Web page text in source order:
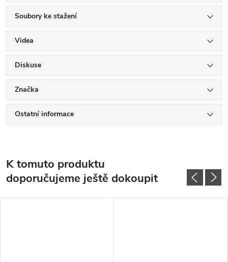
Soubory ke stažení
Videa
Diskuse
Značka
Ostatní informace
K tomuto produktu
doporučujeme ještě dokoupit